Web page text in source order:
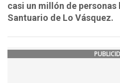
casi un millón de personas
Santuario de Lo Vásquez.